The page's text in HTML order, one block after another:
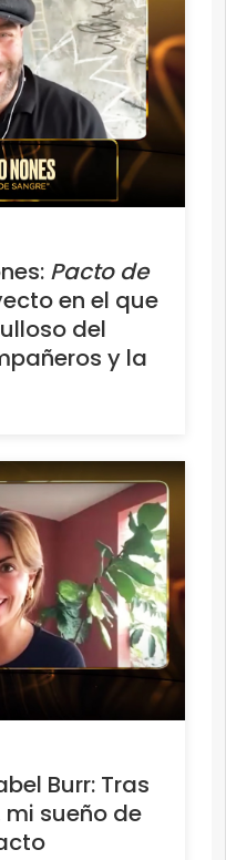
Pacto de
en el que
del
y la
Burr: Tras
mi sueño de